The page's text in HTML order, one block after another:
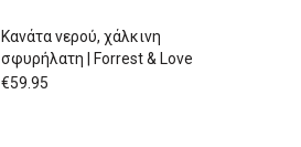
Κανάτα νερού, χάλκινη
σφυρήλατη | Forrest & Love
€59.95